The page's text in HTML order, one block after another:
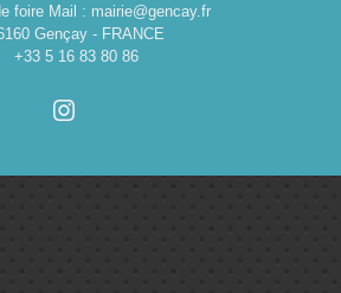
foire Mail : mairie@gencay.fr
Gençay - FRANCE
+33 5 16 83 80 86